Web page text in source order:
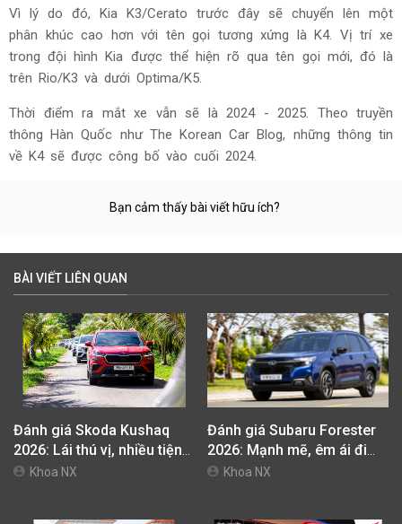
Vì lý do đó, Kia K3/Cerato trước đây sẽ chuyển lên một
phân khúc cao hơn với tên gọi tương xứng là K4. Vị trí xe
trong đội hình Kia được thể hiện rõ qua tên gọi mới, đó là
trên Rio/K3 và dưới Optima/K5.
Thời điểm ra mắt xe vẫn sẽ là 2024 - 2025. Theo truyền
thông Hàn Quốc như The Korean Car Blog, những thông tin
về K4 sẽ được công bố vào cuối 2024.
Bạn cảm thấy bài viết hữu ích?
BÀI VIẾT LIÊN QUAN
Đánh giá Skoda Kushaq
2026: Lái thú vị, nhiều tiện
nghi, giá cạnh tranh
Khoa NX
Đánh giá Subaru Forester
2026: Mạnh mẽ, êm ái đi
cùng hệ thống ADAS hoàn
Khoa NX